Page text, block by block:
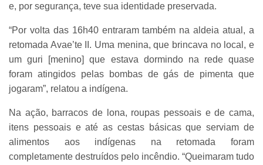
e, por segurança, teve sua identidade preservada.
“Por volta das 16h40 entraram também na aldeia atual, a
retomada Avae’te II. Uma menina, que brincava no local, e
um guri [menino] que estava dormindo na rede quase
foram atingidos pelas bombas de gás de pimenta que
jogaram”, relatou a indígena.
Na ação, barracos de lona, roupas pessoais e de cama,
itens pessoais e até as cestas básicas que serviam de
alimentos aos indígenas na retomada foram
completamente destruídos pelo incêndio. “Queimaram tudo